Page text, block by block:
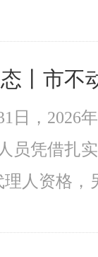
丨市不
，2026年
员凭借扎
理人资格，